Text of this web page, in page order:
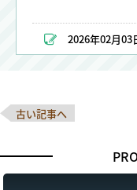
2026年02月03
古い記事へ